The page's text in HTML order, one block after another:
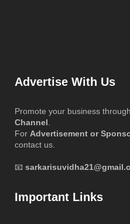
Advertise With Us
Promote your business
Channel
For Advertisement or
contact us.
📧
Important Links